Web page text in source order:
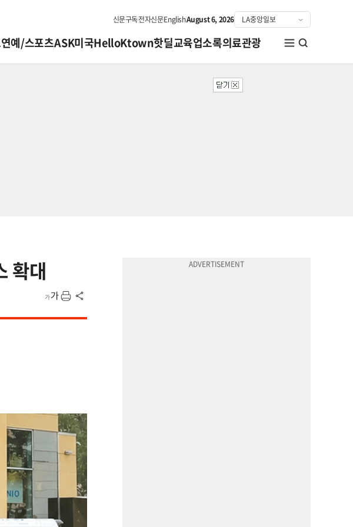
신문구독전자신문EnglishAugust 6, 2026
연예/스포츠ASK미국HelloKtown핫딜교육업소록의료관광
확대